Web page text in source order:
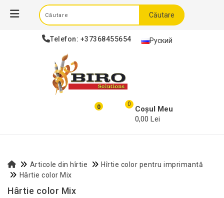
Telefon: +37368455654 Руский
Căutare
0 0
Coșul Meu
0,00 Lei
Articole din hîrtie
Hîrtie color pentru imprimantă
Hârtie color Mix
Hârtie color Mix